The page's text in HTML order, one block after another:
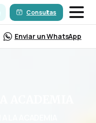
Consultas
Enviar un WhatsApp